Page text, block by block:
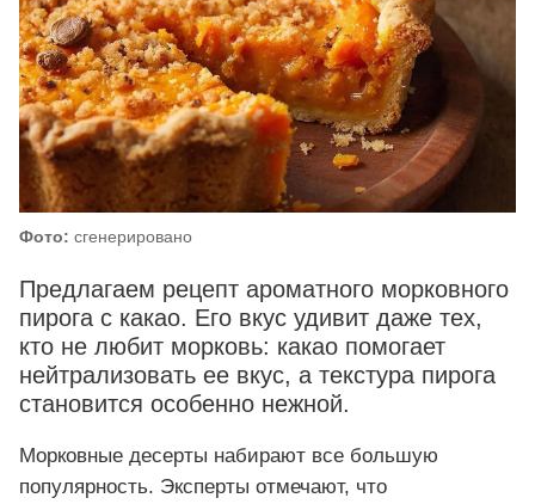
Фото: сгенерировано
Предлагаем рецепт ароматного морковного
пирога с какао. Его вкус удивит даже тех,
кто не любит морковь: какао помогает
нейтрализовать ее вкус, а текстура пирога
становится особенно нежной.
Морковные десерты набирают все большую
популярность. Эксперты отмечают, что